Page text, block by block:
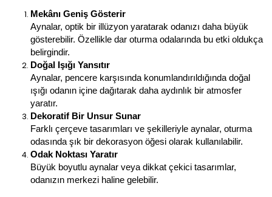
Mekânı Geniş Gösterir
Aynalar, optik bir illüzyon yaratarak odanızı daha büyük
gösterebilir. Özellikle dar oturma odalarında bu etki oldukça
belirgindir.
Doğal Işığı Yansıtır
Aynalar, pencere karşısında konumlandırıldığında doğal
ışığı odanın içine dağıtarak daha aydınlık bir atmosfer
yaratır.
Dekoratif Bir Unsur Sunar
Farklı çerçeve tasarımları ve şekilleriyle aynalar, oturma
odasında şık bir dekorasyon öğesi olarak kullanılabilir.
Odak Noktası Yaratır
Büyük boyutlu aynalar veya dikkat çekici tasarımlar,
odanızın merkezi haline gelebilir.